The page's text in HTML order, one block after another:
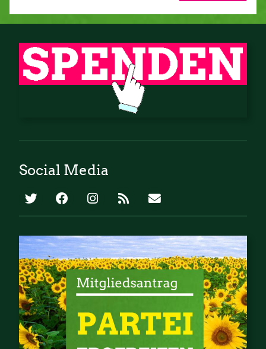
Social Media